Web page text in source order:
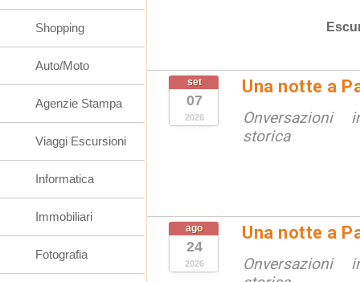
set
07
2026
Una notte a
Onversazioni
storica
ago
24
2026
Una notte a
Onversazioni
Shopping
Auto/Moto
Agenzie Stampa
Viaggi Escursioni
Informatica
Immobiliari
Fotografia